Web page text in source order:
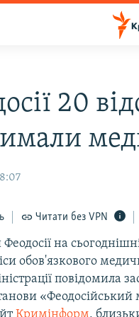
20
Читати без VPN
на
обов'язкового
повідомила